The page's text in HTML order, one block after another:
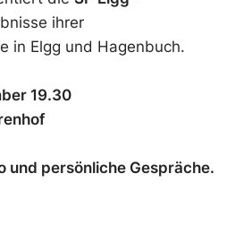
ihrer
in Elgg und Hagenbuch.
19.30
und persönliche Gespräche.